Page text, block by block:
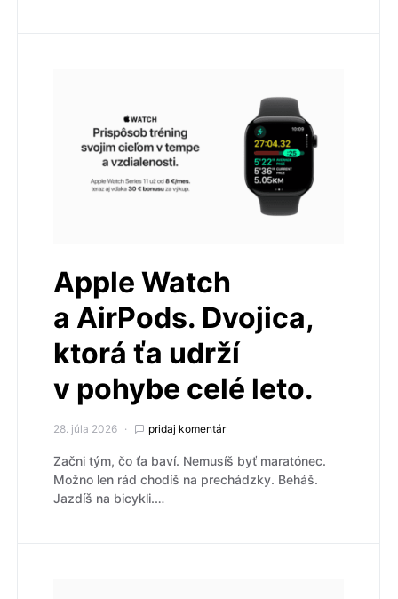
Apple Watch
a AirPods. Dvojica,
ktorá ťa udrží
v pohybe celé leto.
28. júla 2026 pridaj komentár
Začni tým, čo ťa baví. Nemusíš byť maratónec.
Možno len rád chodíš na prechádzky. Beháš.
Jazdíš na bicykli.…